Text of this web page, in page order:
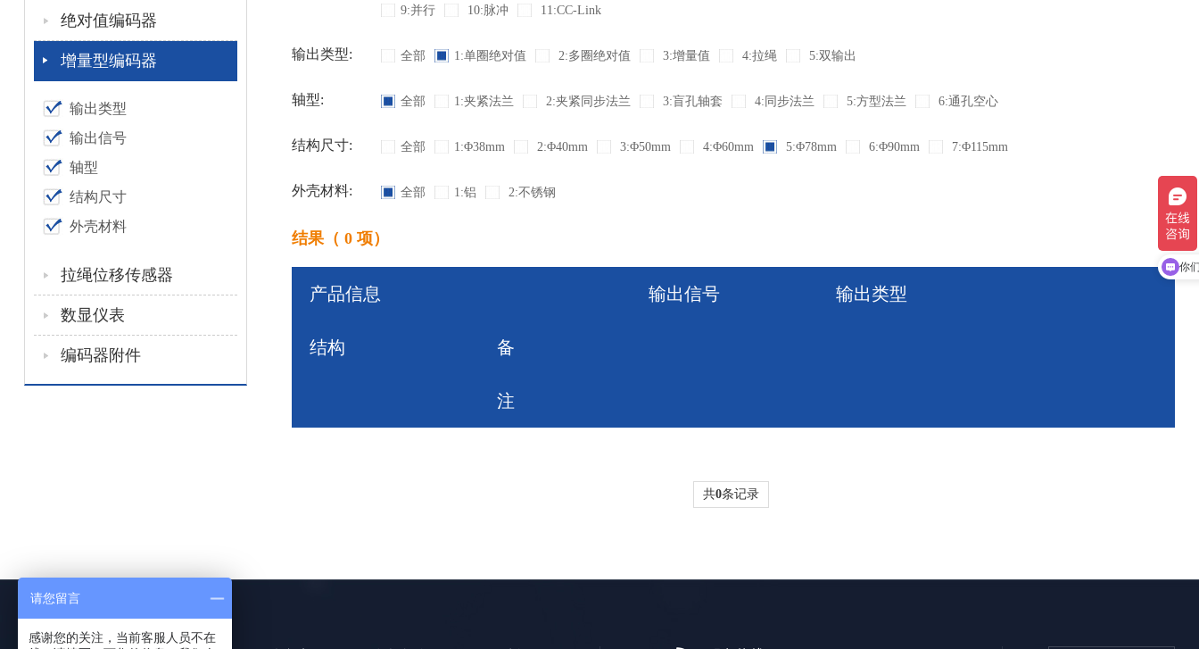
绝对值编码器
增量型编码器
输出类型
输出信号
轴型
结构尺寸
外壳材料
拉绳位移传感器
数显仪表
编码器附件
9:并行
10:脉冲 11:CC-Link
输出类型: 全部 1:单圈绝对值 2:多圈绝对值 3:增量值 4:拉绳 5:双输出
轴型: 全部 1:夹紧法兰 2:夹紧同步法兰 3:盲孔轴套 4:同步法兰 5:方型法兰 6:通孔空心
结构尺寸: 全部 1:Φ38mm 2:Φ40mm 3:Φ50mm 4:Φ60mm 5:Φ78mm 6:Φ90mm 7:Φ115mm
外壳材料: 全部 1:铝 2:不锈钢
结果（ 0 项）
产品信息 输出信号 输出类型
结构 备
注
共0条记录
你
请您留言
感谢您的关注，当前客服人员不在